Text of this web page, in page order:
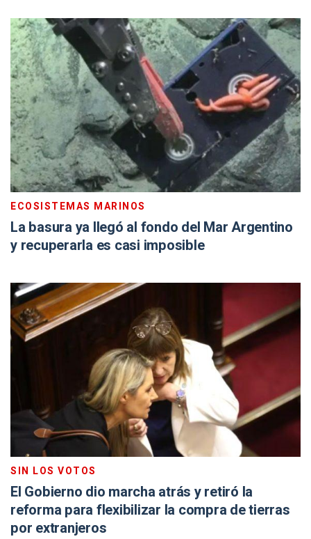
ECOSISTEMAS MARINOS
La basura ya llegó al fondo del Mar Argentino
y recuperarla es casi imposible
SIN LOS VOTOS
El Gobierno dio marcha atrás y retiró la
reforma para flexibilizar la compra de tierras
por extranjeros